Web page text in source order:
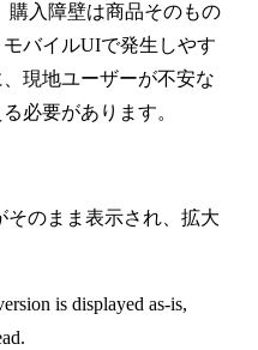
購入障壁は商品そのもの
バイルUIで発生しやす
現地ユーザーが不安な
必要があります。
そのまま表示され、拡大
is displayed as-is,